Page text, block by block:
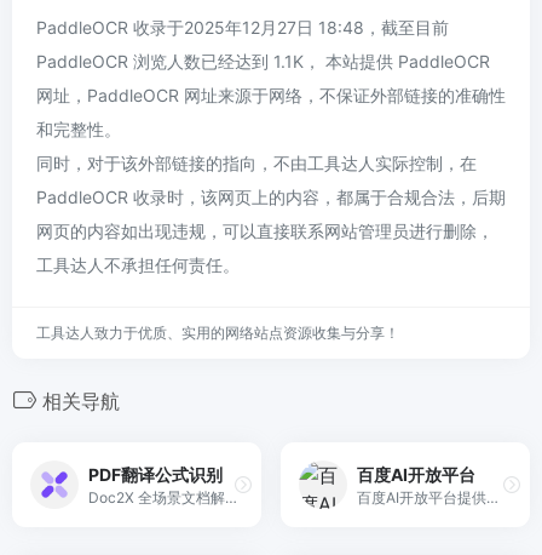
PaddleOCR 收录于2025年12月27日 18:48，截至目前
PaddleOCR 浏览人数已经达到 1.1K， 本站提供 PaddleOCR
网址，PaddleOCR 网址来源于网络，不保证外部链接的准确性
和完整性。
同时，对于该外部链接的指向，不由工具达人实际控制，在
PaddleOCR 收录时，该网页上的内容，都属于合规合法，后期
网页的内容如出现违规，可以直接联系网站管理员进行删除，
工具达人不承担任何责任。
工具达人致力于优质、实用的网络站点资源收集与分享！
相关导航
PDF翻译公式识别
Doc2X 全场景文档解析器，Doc2X 提供最先进与快捷的PDF解析无损还原PDF中的文字,图像,表格,公式,排版 一键还原成Markdown, Latex, 微软Word, HTML
百度AI开放平台
百度AI开放平台提供全球领先的语音、图像、NLP等多项人工智能技术，开放对话式人工智能系统、智能驾驶系统两大行业生态，共享AI领域最新的应用场景和解决方案，帮您提升竞争力，开创未来。